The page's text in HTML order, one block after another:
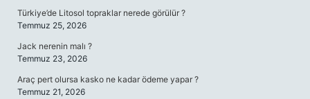
Türkiye’de Litosol topraklar nerede görülür ?
Temmuz 25, 2026
Jack nerenin malı ?
Temmuz 23, 2026
Araç pert olursa kasko ne kadar ödeme yapar ?
Temmuz 21, 2026